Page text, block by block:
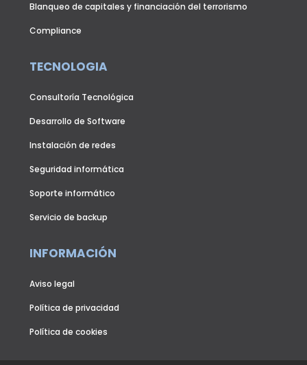
Blanqueo de capitales y financiación del terrorismo
Compliance
TECNOLOGIA
Consultoría Tecnológica
Desarrollo de Software
Instalación de redes
Seguridad informática
Soporte informático
Servicio de backup
INFORMACIÓN
Aviso legal
Política de privacidad
Política de cookies